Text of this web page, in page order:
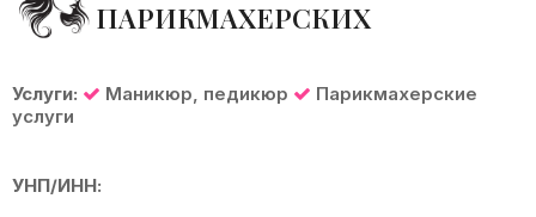
ПАРИКМАХЕРСКИХ
Услуги: Маникюр, педикюр
Парикмахерские
услуги
УНП/ИНН: